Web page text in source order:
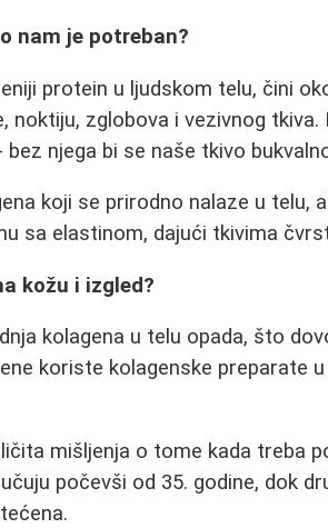
nam je potreban?
protein u ljudskom telu, čini
noktiju, zglobova i vezivnog
njega bi se naše tkivo
koji se prirodno nalaze u telu,
sa elastinom, dajući tkivima
kožu i izgled?
kolagena u telu opada, što
koriste kolagenske preparate
mišljenja o tome kada treba
počevši od 35. godine, dok